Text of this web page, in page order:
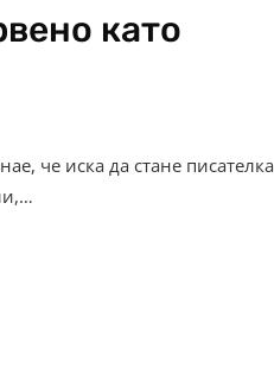
като
че иска да стане писателка